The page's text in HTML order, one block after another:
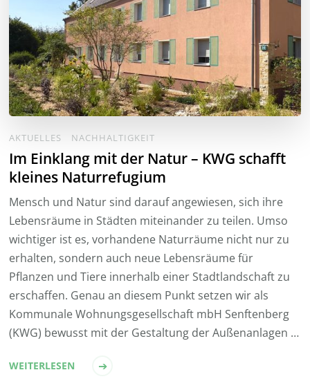
AKTUELLES NACHHALTIGKEIT
Im Einklang mit der Natur – KWG schafft
kleines Naturrefugium
Mensch und Natur sind darauf angewiesen, sich ihre
Lebensräume in Städten miteinander zu teilen. Umso
wichtiger ist es, vorhandene Naturräume nicht nur zu
erhalten, sondern auch neue Lebensräume für
Pflanzen und Tiere innerhalb einer Stadtlandschaft zu
erschaffen. Genau an diesem Punkt setzen wir als
Kommunale Wohnungsgesellschaft mbH Senftenberg
(KWG) bewusst mit der Gestaltung der Außenanlagen …
WEITERLESEN